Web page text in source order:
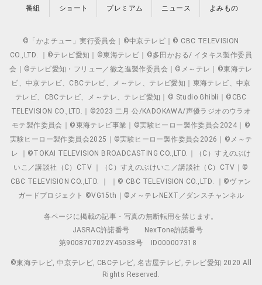
番組 ショート プレミアム ニュース よみもの
©「かよチュー」実行委員会｜©中京テレビ｜© CBC TELEVISION
CO.,LTD. ｜©テレビ愛知｜©東海テレビ｜©多田かおる/ イタキス製作委員
会｜©テレビ愛知・フリュー／徹之進製作委員会｜©メ～テレ｜©東海テレ
ビ、中京テレビ、CBCテレビ、メ～テレ、テレビ愛知｜東海テレビ、中京
テレビ、CBCテレビ、メ～テレ、テレビ愛知｜© Studio Ghibli｜©CBC
TELEVISION CO.,LTD.｜©2023 二月 公/KADOKAWA/声優ラジオのウラオ
モテ製作委員会｜©東海テレビ事業｜©実験ヒーロー製作委員会2024｜©
実験ヒーロー製作委員会2025｜©実験ヒーロー製作委員会2026｜©メ～テ
レ ｜©TOKAI TELEVISION BROADCASTING CO.,LTD.｜（C）すえのぶけ
いこ／講談社（C）CTV ｜（C）すえのぶけいこ／講談社（C）CTV｜©
CBC TELEVISION CO.,LTD. ｜ ｜© CBC TELEVISION CO.,LTD. ｜©ヴァン
ガードプロジェクト ©VG15th｜©メ～テレNEXT／ダンスチャンネル
各ページに掲載の記事・写真の無断転用を禁じます。
JASRAC許諾番号
NexTone許諾番号
第9008707022Y45038号
ID000007318
©東海テレビ, 中京テレビ, CBCテレビ, 名古屋テレビ, テレビ愛知 2020 All
Rights Reserved.